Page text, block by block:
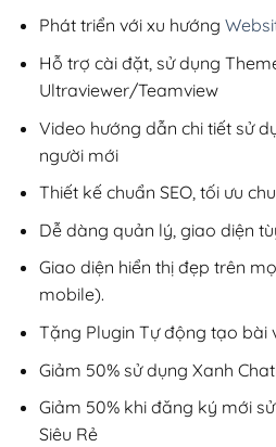
Phát triển với xu hướng
Hỗ trợ cài đặt, sử dụng
Ultraviewer/Teamview
Video hướng dẫn chi tiết sử
người mới
Thiết kế chuẩn SEO, tối ưu
Dễ dàng quản lý, giao diện
Giao diện hiển thị đẹp trên
mobile).
Tặng Plugin Tự động tạo bài
Giảm 50% sử dụng Xanh
Giảm 50% khi đăng ký mới
Siêu Rẻ